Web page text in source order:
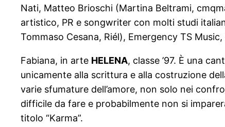
Nati, Matteo Brioschi (Martina Beltrami,
artistico, PR e songwriter con molti studi
Tommaso Cesana, Riél), Emergency TS
Fabiana, in arte HELENA, classe ’97. È una
unicamente alla scrittura e alla costruzione
varie sfumature dell’amore, non solo nei
difficile da fare e probabilmente non si
titolo “Karma”.